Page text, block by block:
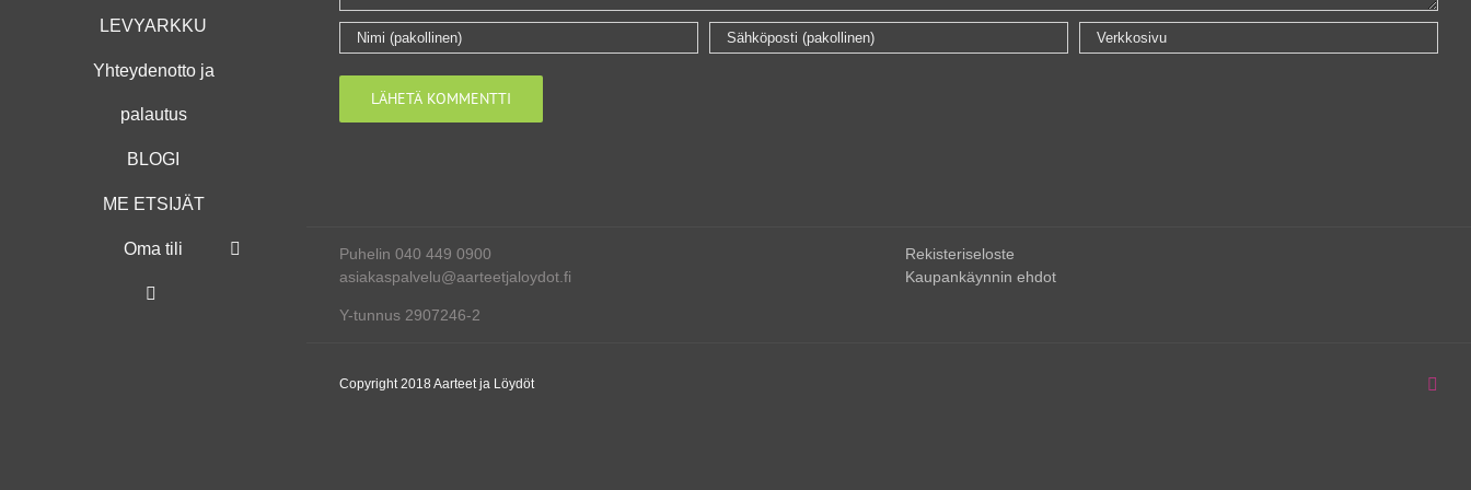
LEVYARKKU
Yhteydenotto ja
palautus
BLOGI
ME ETSIJÄT
Oma tili
Puhelin 040 449 0900
asiakaspalvelu@aarteetjaloydot.fi
Y-tunnus 2907246-2
Rekisteriseloste
Kaupankäynnin ehdot
Copyright 2018 Aarteet ja Löydöt